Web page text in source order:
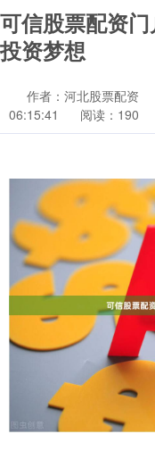
可信股票配资
投资梦想
作者：河北股票配资
06:15:41
阅读：190